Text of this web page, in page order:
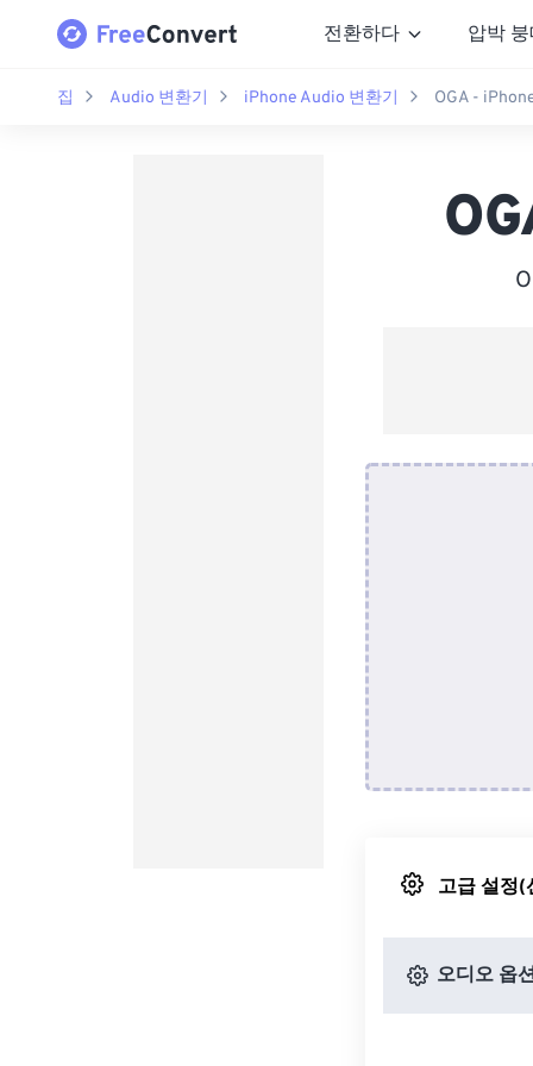
전환하다 압박
집 Audio 변환기 iPhone Audio 변환기 OGA -
고급 설정(
오디오 옵